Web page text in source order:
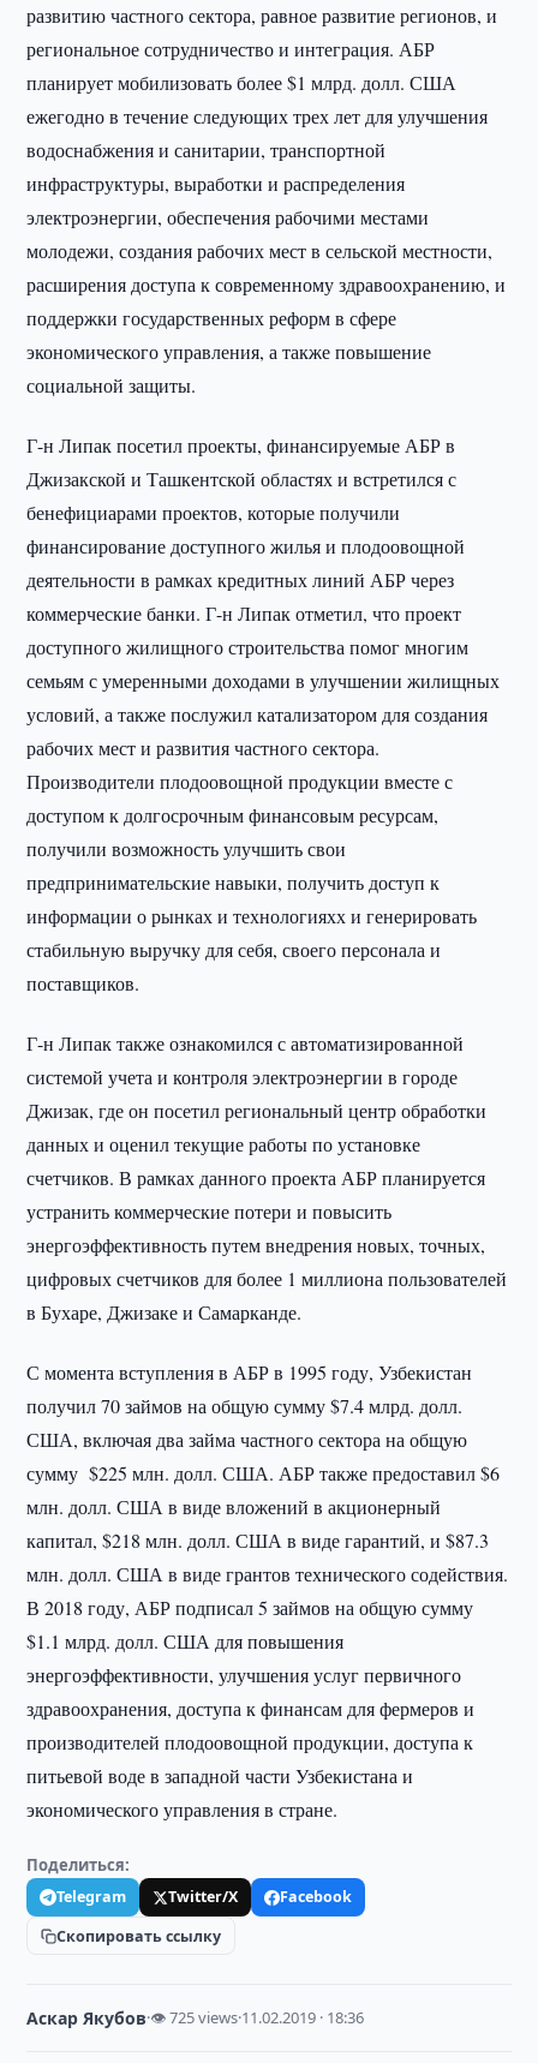
развитию частного сектора, равное развитие регионов, и
региональное сотрудничество и интеграция. АБР
планирует мобилизовать более $1 млрд. долл. США
ежегодно в течение следующих трех лет для улучшения
водоснабжения и санитарии, транспортной
инфраструктуры, выработки и распределения
электроэнергии, обеспечения рабочими местами
молодежи, создания рабочих мест в сельской местности,
расширения доступа к современному здравоохранению, и
поддержки государственных реформ в сфере
экономического управления, а также повышение
социальной защиты.
Г-н Липак посетил проекты, финансируемые АБР в
Джизакской и Ташкентской областях и встретился с
бенефициарами проектов, которые получили
финансирование доступного жилья и плодоовощной
деятельности в рамках кредитных линий АБР через
коммерческие банки. Г-н Липак отметил, что проект
доступного жилищного строительства помог многим
семьям с умеренными доходами в улучшении жилищных
условий, а также послужил катализатором для создания
рабочих мест и развития частного сектора.
Производители плодоовощной продукции вместе с
доступом к долгосрочным финансовым ресурсам,
получили возможность улучшить свои
предпринимательские навыки, получить доступ к
информации о рынках и технологияхх и генерировать
стабильную выручку для себя, своего персонала и
поставщиков.
Г-н Липак также ознакомился с автоматизированной
системой учета и контроля электроэнергии в городе
Джизак, где он посетил региональный центр обработки
данных и оценил текущие работы по установке
счетчиков. В рамках данного проекта АБР планируется
устранить коммерческие потери и повысить
энергоэффективность путем внедрения новых, точных,
цифровых счетчиков для более 1 миллиона пользователей
в Бухаре, Джизаке и Самарканде.
С момента вступления в АБР в 1995 году, Узбекистан
получил 70 займов на общую сумму $7.4 млрд. долл.
США, включая два займа частного сектора на общую
сумму $225 млн. долл. США. АБР также предоставил $6
млн. долл. США в виде вложений в акционерный
капитал, $218 млн. долл. США в виде гарантий, и $87.3
млн. долл. США в виде грантов технического содействия.
В 2018 году, АБР подписал 5 займов на общую сумму
$1.1 млрд. долл. США для повышения
энергоэффективности, улучшения услуг первичного
здравоохранения, доступа к финансам для фермеров и
производителей плодоовощной продукции, доступа к
питьевой воде в западной части Узбекистана и
экономического управления в стране.
Поделиться:
Telegram Twitter/X
Facebook
Скопировать ссылку
Аскар Якубов·👁 725 views·11.02.2019 · 18:36